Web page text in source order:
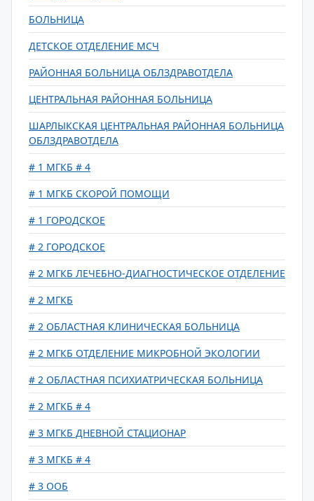
БОЛЬНИЦА
ДЕТСКОЕ ОТДЕЛЕНИЕ МСЧ
РАЙОННАЯ БОЛЬНИЦА ОБЛЗДРАВОТДЕЛА
ЦЕНТРАЛЬНАЯ РАЙОННАЯ БОЛЬНИЦА
ШАРЛЫКСКАЯ ЦЕНТРАЛЬНАЯ РАЙОННАЯ БОЛЬНИЦА
ОБЛЗДРАВОТДЕЛА
# 1 МГКБ # 4
# 1 МГКБ СКОРОЙ ПОМОЩИ
# 1 ГОРОДСКОЕ
# 2 ГОРОДСКОЕ
# 2 МГКБ ЛЕЧЕБНО-ДИАГНОСТИЧЕСКОЕ ОТДЕЛЕНИЕ
# 2 МГКБ
# 2 ОБЛАСТНАЯ КЛИНИЧЕСКАЯ БОЛЬНИЦА
# 2 МГКБ ОТДЕЛЕНИЕ МИКРОБНОЙ ЭКОЛОГИИ
# 2 ОБЛАСТНАЯ ПСИХИАТРИЧЕСКАЯ БОЛЬНИЦА
# 2 МГКБ # 4
# 3 МГКБ ДНЕВНОЙ СТАЦИОНАР
# 3 МГКБ # 4
# 3 ООБ